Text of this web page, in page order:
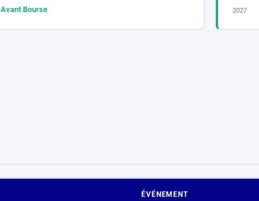
Avant Bourse
2027
ÉVÉNEMENT